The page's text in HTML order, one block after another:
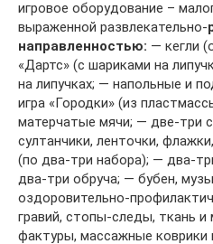
игровое оборудование –
выраженной развлекательно-
направленностью: — кегли
«Дартс» (с шариками на
на липучках; — напольные и
игра «Городки» (из
матерчатые мячи; — две-три
султанчики, ленточки,
(по два-три набора); — два-
два-три обруча; — бубен,
оздоровительно-
гравий, стопы-следы, ткань и
фактуры, массажные коврики